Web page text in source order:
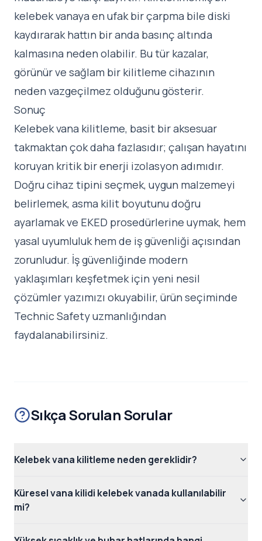
kelebek vanaya en ufak bir çarpma bile diski
kaydırarak hattın bir anda basınç altında
kalmasına neden olabilir. Bu tür kazalar,
görünür ve sağlam bir kilitleme cihazının
neden vazgeçilmez olduğunu gösterir.
Sonuç
Kelebek vana kilitleme, basit bir aksesuar
takmaktan çok daha fazlasıdır; çalışan hayatını
koruyan kritik bir enerji izolasyon adımıdır.
Doğru cihaz tipini seçmek, uygun malzemeyi
belirlemek, asma kilit boyutunu doğru
ayarlamak ve EKED prosedürlerine uymak, hem
yasal uyumluluk hem de iş güvenliği açısından
zorunludur. İş güvenliğinde modern
yaklaşımları keşfetmek için yeni nesil
çözümler yazımızı okuyabilir, ürün seçiminde
Technic Safety uzmanlığından
faydalanabilirsiniz.
Sıkça Sorulan Sorular
Kelebek vana kilitleme neden gereklidir?
Küresel vana kilidi kelebek vanada kullanılabilir
mi?